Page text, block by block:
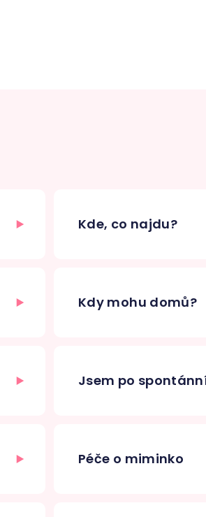
Kde, co najdu?
Kdy mohu domů?
Jsem po
Péče o miminko